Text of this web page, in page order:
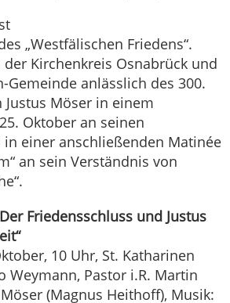
„Westfälischen Friedens“.
Kirchenkreis Osnabrück und
Gemeinde anlässlich des 300.
Justus Möser in einem
Oktober an seinen
in einer anschließenden Matinée
an sein Verständnis von
Friedensschluss und Justus
10 Uhr, St. Katharinen
Weymann, Pastor i.R. Martin
(Magnus Heithoff), Musik: